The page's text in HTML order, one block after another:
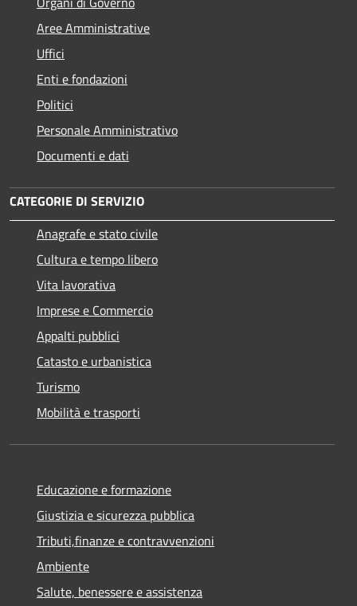
Aree Amministrative
Uffici
Enti e fondazioni
Politici
Personale Amministrativo
Documenti e dati
CATEGORIE DI SERVIZIO
Anagrafe e stato civile
Cultura e tempo libero
Vita lavorativa
Imprese e Commercio
Appalti pubblici
Catasto e urbanistica
Turismo
Mobilità e trasporti
Educazione e formazione
Giustizia e sicurezza pubblica
Tributi,finanze e contravvenzioni
Ambiente
Salute, benessere e assistenza